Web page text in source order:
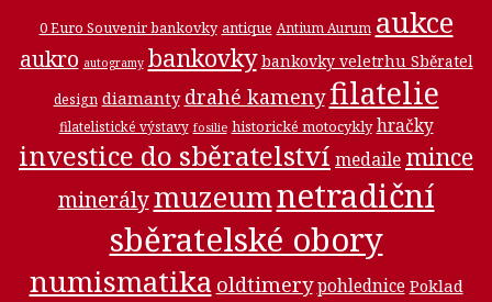
0 Euro Souvenir bankovky antique Antium Aurum aukce
aukro autogramy bankovky bankovky veletrhu Sběratel
design diamanty drahé kamenyfilatelie
filatelistické výstavy fosilie historické motocykly hračky
investice do sběratelství medaile mince
minerálymuzeumnetradiční
sběratelské obory
numismatika oldtimery pohlednice Poklad